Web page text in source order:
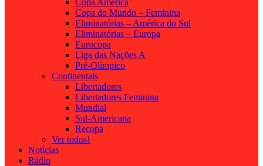
Copa do Mundo – Feminina
Eliminatórias – América do Sul
Eliminatórias – Europa
Eurocopa
Liga das Nações A
Pré-Olímpico
Continentais
Libertadores
Libertadores Feminina
Mundial
Sul-Americana
Recopa
Ver todos!
Notícias
Rádio